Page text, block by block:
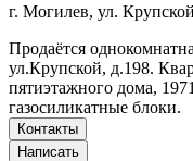
г. Могилев, ул.
Продаётся
ул.Крупской, д.198.
пятиэтажного дома,
газосиликатные блоки.
Контакты
Написать